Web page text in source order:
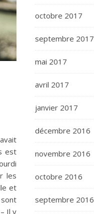
est
les
et
Il y
octobre 2017
septembre 2017
mai 2017
avril 2017
janvier 2017
décembre 2016
novembre 2016
octobre 2016
septembre 2016